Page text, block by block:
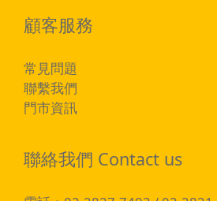
顧客服務
常見問題
聯繫我們
門市資訊
聯絡我們 Contact us